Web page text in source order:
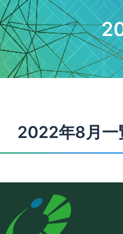
2022年8月一